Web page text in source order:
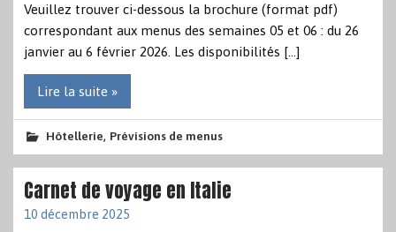
Veuillez trouver ci-dessous la brochure (format pdf)
correspondant aux menus des semaines 05 et 06 : du 26
janvier au 6 février 2026. Les disponibilités […]
Lire la suite »
Hôtellerie, Prévisions de menus
Carnet de voyage en Italie
10 décembre 2025